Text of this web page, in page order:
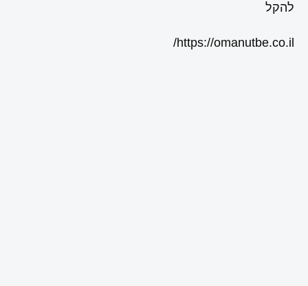
להקל
https://omanutbe.co.il/